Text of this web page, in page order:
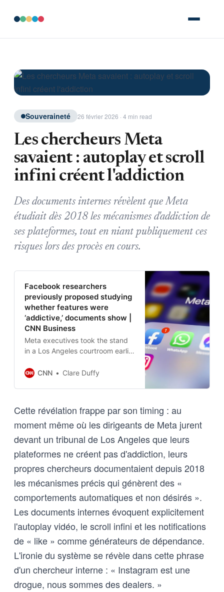
Souveraineté 26 février 2026 · 4 min read
Les chercheurs Meta
savaient : autoplay et scroll
infini créent l'addiction
Des documents internes révèlent que Meta
étudiait dès 2018 les mécanismes d'addiction de
ses plateformes, tout en niant publiquement ces
risques lors des procès en cours.
Facebook researchers
previously proposed studying
whether features were
‘addictive,’ documents show |
CNN Business
Meta executives took the stand
in a Los Angeles courtroom earlier
use of the company’s platforms
CNN Clare Duffy
Cette révélation frappe par son timing : au
moment même où les dirigeants de Meta jurent
devant un tribunal de Los Angeles que leurs
plateformes ne créent pas d'addiction, leurs
propres chercheurs documentaient depuis 2018
les mécanismes précis qui génèrent des «
comportements automatiques et non désirés ».
Les documents internes évoquent explicitement
l'autoplay vidéo, le scroll infini et les notifications
de « like » comme générateurs de dépendance.
L'ironie du système se révèle dans cette phrase
d'un chercheur interne : « Instagram est une
drogue, nous sommes des dealers. »